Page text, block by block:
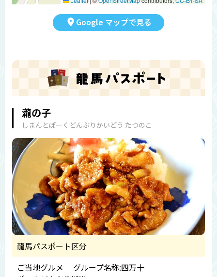
Google マップで見る
瀧の子
しまんとぽーくどんぶりかいどう たつのこ
龍馬パスポート区分
ご当地グルメ グループ名称:四万十